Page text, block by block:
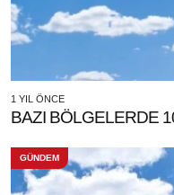
1 YIL ÖNCE
BAZI BÖLGELERDE
GÜNDEM